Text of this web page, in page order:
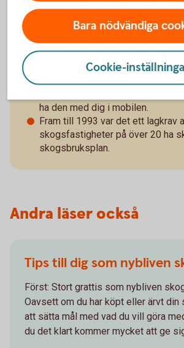
Är du ny som skogsägare
stor nytta av en bra
startkostnad på mellan 1 000
sedan 120–200 kr/ha.
Många leverantörer erbjuder
ha den med dig i mobilen.
Fram till 1993 var det ett lagkrav
skogsfastigheter på över 20 ha
skogsbruksplan.
Andra läser också
Tips till dig som nybliven
Först: Stort grattis som nybliven
Oavsett om du har köpt eller ärvt din
att sätta mål med vad du vill göra
du det klart kommer mycket att ge
Bara nödvändiga
Cookie-